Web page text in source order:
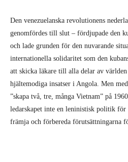
Den venezuelanska revolutionens
genomfördes till slut – fördjupade den
och lade grunden för den nuvarande
internationella solidaritet som den
att skicka läkare till alla delar av
hjältemodiga insatser i Angola. Men
”skapa två, tre, många Vietnam” på
ledarskapet inte en leninistisk politik
främja och förbereda förutsättningarna